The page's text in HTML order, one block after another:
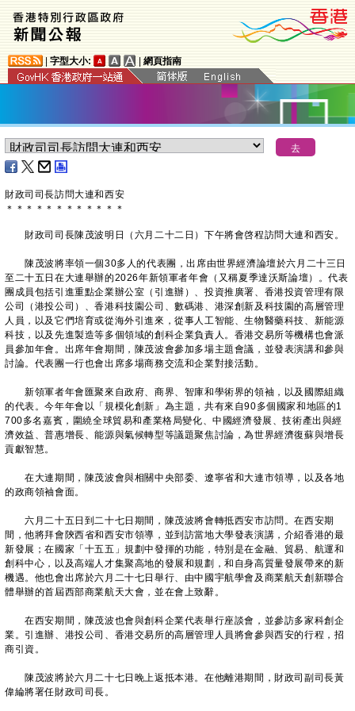
字型大小: 網頁指南
財政司司長訪問大連和西安
＊ ＊ ＊ ＊ ＊ ＊ ＊ ＊ ＊ ＊ ＊ ＊
財政司司長陳茂波明日（六月二十二日）下午將會啓程訪問大連和西安。
陳茂波將率領一個30多人的代表團，出席由世界經濟論壇於六月二十三日
至二十五日在大連舉辦的2026年新領軍者年會（又稱夏季達沃斯論壇）。代表
團成員包括引進重點企業辦公室（引進辦）、投資推廣署、香港投資管理有限
公司（港投公司）、香港科技園公司、數碼港、港深創新及科技園的高層管理
人員，以及它們培育或從海外引進來，從事人工智能、生物醫藥科技、新能源
科技，以及先進製造等多個領域的創科企業負責人。香港交易所等機構也會派
員參加年會。出席年會期間，陳茂波會參加多場主題會議，並發表演講和參與
討論。代表團一行也會出席多場商務交流和企業對接活動。
新領軍者年會匯聚來自政府、商界、智庫和學術界的領袖，以及國際組織
的代表。今年年會以「規模化創新」為主題，共有來自90多個國家和地區的1
700多名嘉賓，圍繞全球貿易和產業格局變化、中國經濟發展、技術產出與經
濟效益、普惠增長、能源與氣候轉型等議題聚焦討論，為世界經濟復蘇與增長
貢獻智慧。
在大連期間，陳茂波會與相關中央部委、遼寧省和大連市領導，以及各地
的政商領袖會面。
六月二十五日到二十七日期間，陳茂波將會轉抵西安市訪問。在西安期
間，他將拜會陝西省和西安市領導，並到訪當地大學發表演講，介紹香港的最
新發展；在國家「十五五」規劃中發揮的功能，特別是在金融、貿易、航運和
創科中心，以及高端人才集聚高地的發展和規劃，和自身高質量發展帶來的新
機遇。他也會出席於六月二十七日舉行、由中國宇航學會及商業航天創新聯合
體舉辦的首屆西部商業航天大會，並在會上致辭。
在西安期間，陳茂波也會與創科企業代表舉行座談會，並參訪多家科創企
業。引進辦、港投公司、香港交易所的高層管理人員將會參與西安的行程，招
商引資。
陳茂波將於六月二十七日晚上返抵本港。在他離港期間，財政司副司長黃
偉綸將署任財政司司長。